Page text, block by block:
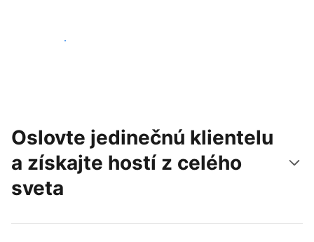
Začať ešte dnes
Oslovte jedinečnú klientelu
a získajte hostí z celého
sveta